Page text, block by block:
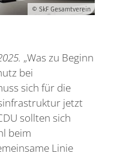
© SkF Gesamtverein
„Was zu Beginn
bei
sich für die
jetzt
sollten sich
beim
Linie